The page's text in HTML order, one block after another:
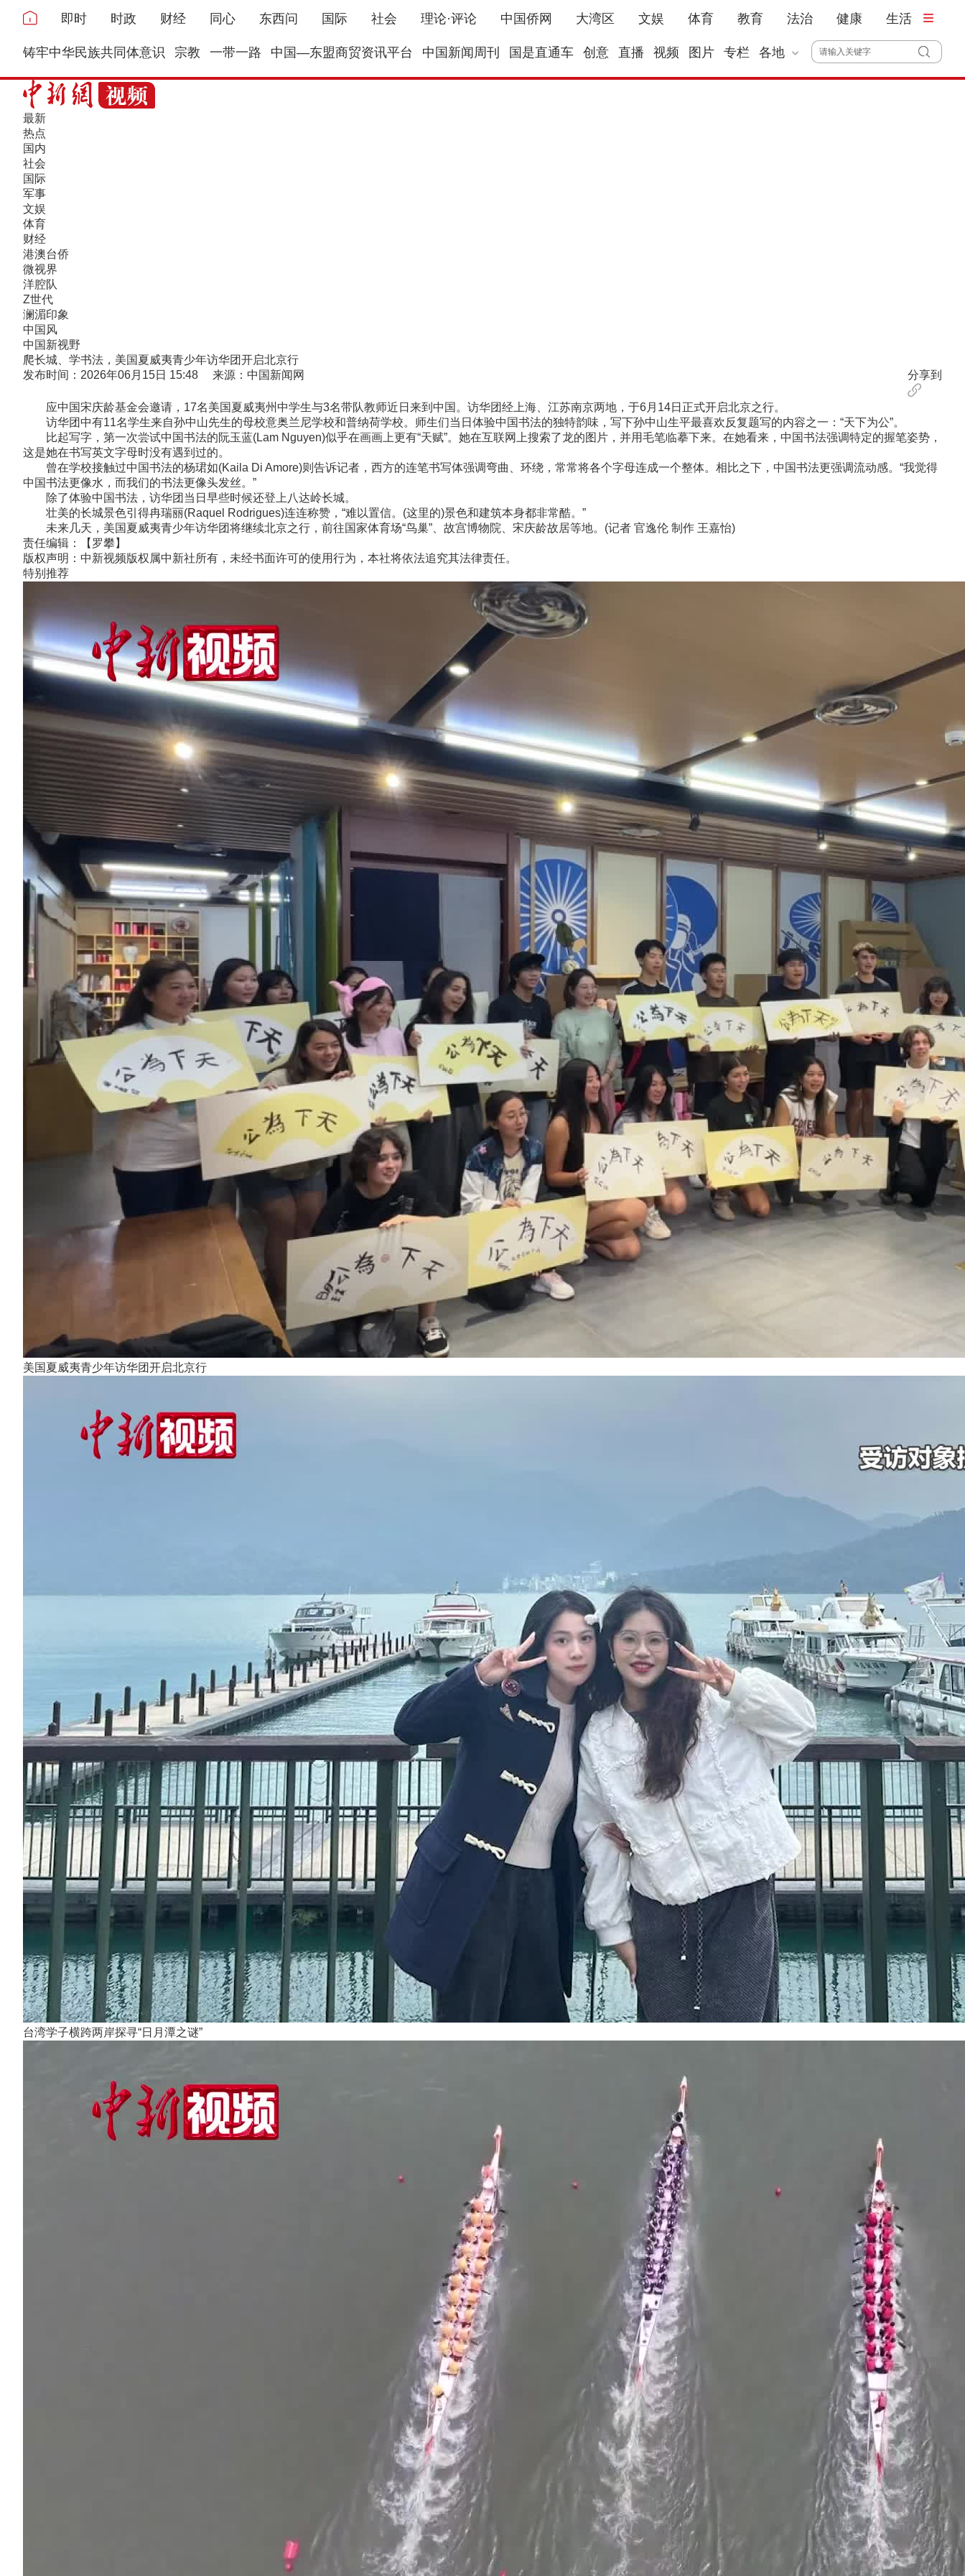
即时 时政 财经 同心 东西问 国际 社会 理论·评论 中国侨网 大湾区 文娱 体育 教育 法治 健康 生活
铸牢中华民族共同体意识 宗教 一带一路 中国—东盟商贸资讯平台 中国新闻周刊 国是直通车 创意 直播 视频 图片 专栏 各地
最新
热点
国内
社会
国际
军事
文娱
体育
财经
港澳台侨
微视界
洋腔队
Z世代
澜湄印象
中国风
中国新视野
爬长城、学书法，美国夏威夷青少年访华团开启北京行
发布时间：2026年06月15日 15:48 来源：中国新闻网
分享到
应中国宋庆龄基金会邀请，17名美国夏威夷州中学生与3名带队教师近日来到中国。访华团经上海、江苏南京两地，于6月14日正式开启北京之行。
访华团中有11名学生来自孙中山先生的母校意奥兰尼学校和普纳荷学校。师生们当日体验中国书法的独特韵味，写下孙中山生平最喜欢反复题写的内容之一：“天下为公”。
比起写字，第一次尝试中国书法的阮玉蓝(Lam Nguyen)似乎在画画上更有“天赋”。她在互联网上搜索了龙的图片，并用毛笔临摹下来。在她看来，中国书法强调特定的握笔姿势，
这是她在书写英文字母时没有遇到过的。
曾在学校接触过中国书法的杨珺如(Kaila Di Amore)则告诉记者，西方的连笔书写体强调弯曲、环绕，常常将各个字母连成一个整体。相比之下，中国书法更强调流动感。“我觉得
中国书法更像水，而我们的书法更像头发丝。”
除了体验中国书法，访华团当日早些时候还登上八达岭长城。
壮美的长城景色引得冉瑞丽(Raquel Rodrigues)连连称赞，“难以置信。(这里的)景色和建筑本身都非常酷。”
未来几天，美国夏威夷青少年访华团将继续北京之行，前往国家体育场“鸟巢”、故宫博物院、宋庆龄故居等地。(记者 官逸伦 制作 王嘉怡)
责任编辑：【罗攀】
版权声明：中新视频版权属中新社所有，未经书面许可的使用行为，本社将依法追究其法律责任。
特别推荐
美国夏威夷青少年访华团开启北京行
台湾学子横跨两岸探寻“日月潭之谜”